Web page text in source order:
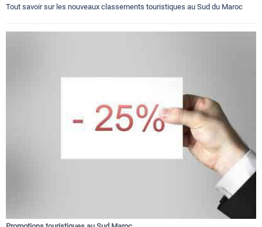
Tout savoir sur les nouveaux classements touristiques au Sud du Maroc